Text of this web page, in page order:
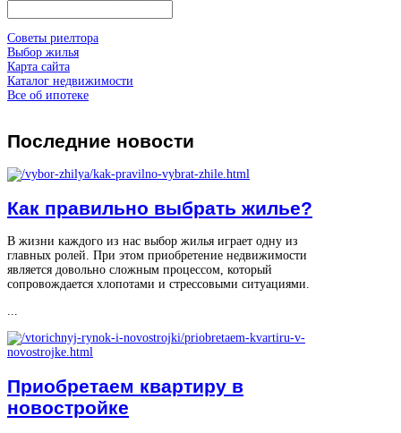
Советы риелтора
Выбор жилья
Карта сайта
Каталог недвижимости
Все об ипотеке
Последние новости
Как правильно выбрать жилье?
В жизни каждого из нас выбор жилья играет одну из
главных ролей. При этом приобретение недвижимости
является довольно сложным процессом, который
сопровождается хлопотами и стрессовыми ситуациями.
...
Приобретаем квартиру в
новостройке